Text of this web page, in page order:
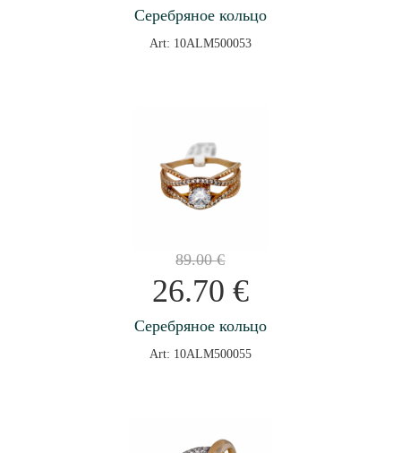
Серебряное кольцо
Art: 10ALM500053
89.00€
26.70 €
Серебряное кольцо
Art: 10ALM500055